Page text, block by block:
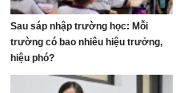
Sau sáp nhập trường học: Mỗi
trường có bao nhiêu hiệu trưởng,
hiệu phó?